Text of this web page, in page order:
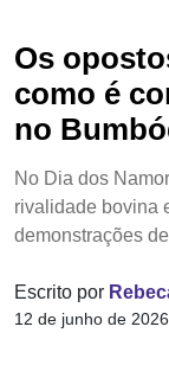
Os
como é
no
No Dia dos
rivalidade bovina
demonstrações
Escrito por
12 de junho de 2026